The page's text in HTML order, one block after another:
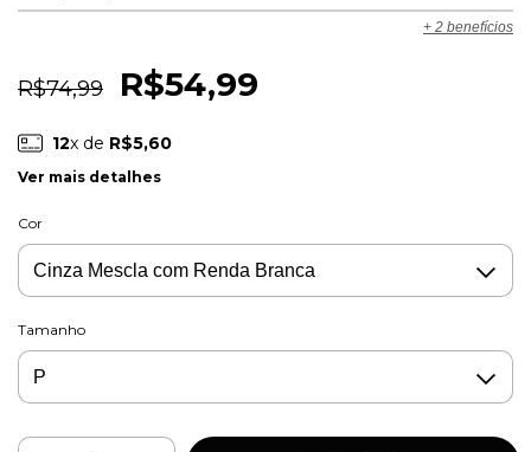
+ 2 benefícios
R$74,99 R$54,99
12x de R$5,60
Ver mais detalhes
Cor
Tamanho